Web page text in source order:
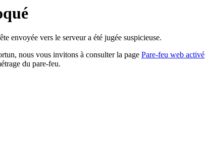
envoyée vers le serveur a été jugée suspicieuse.
nous vous invitons à consulter la page Pare-feu web activé
du pare-feu.